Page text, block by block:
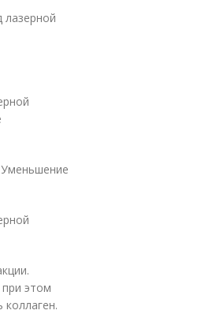
лазерной
этом